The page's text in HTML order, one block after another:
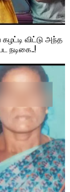
விட்டு அந்த
நடிகை..!